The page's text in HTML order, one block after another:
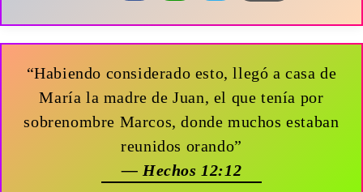
“Habiendo considerado esto, llegó a casa de
María la madre de Juan, el que tenía por
sobrenombre Marcos, donde muchos estaban
reunidos orando”
— Hechos 12:12